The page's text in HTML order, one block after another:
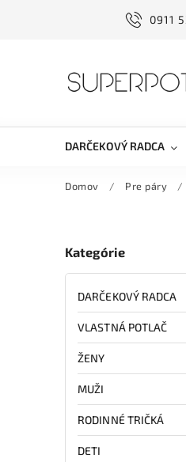
0911
DARČEKOVÝ RADCA
Domov / Pre páry /
Kategórie
DARČEKOVÝ RADCA
VLASTNÁ POTLAČ
ŽENY
MUŽI
RODINNÉ TRIČKÁ
DETI